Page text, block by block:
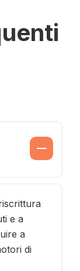
e a
a
di